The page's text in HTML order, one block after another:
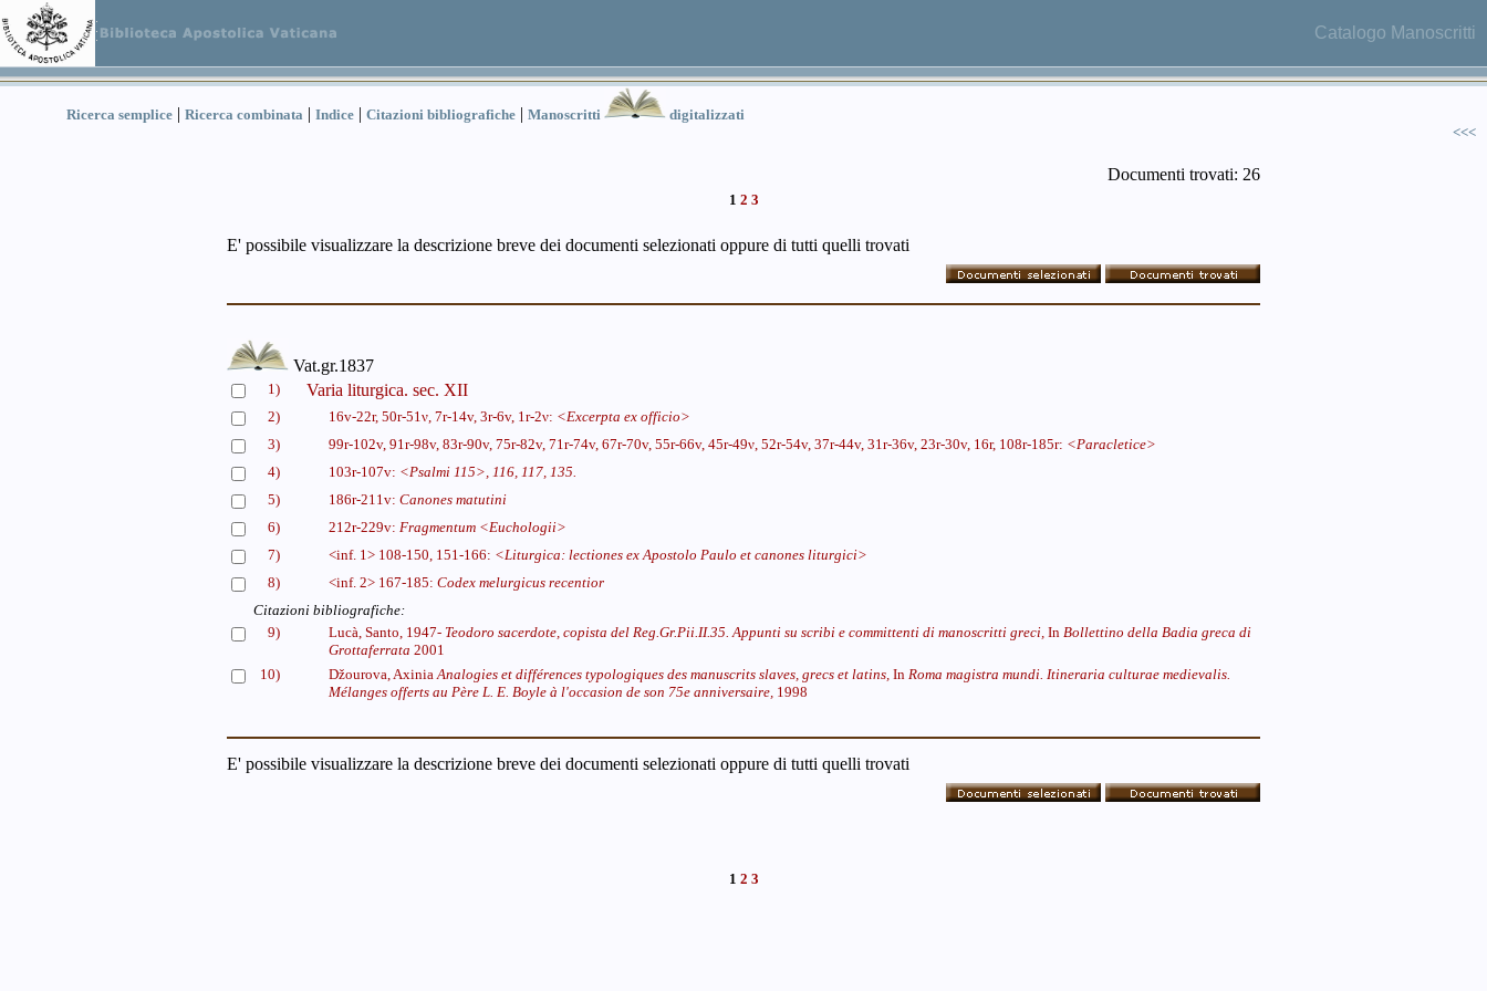
Catalogo Manoscritti
Ricerca semplice | Ricerca combinata | Indice | Citazioni bibliografiche | Manoscritti
digitalizzati
<<<
Documenti trovati: 26
1 2 3
E' possibile visualizzare la descrizione breve dei documenti selezionati oppure di tutti quelli trovati
Vat.gr.1837
1) Varia liturgica. sec. XII
2) 16v-22r, 50r-51ν, 7r-14v, 3r-6v, 1r-2ν: <Excerpta ex officio>
3)
99r-102v, 91r-98v, 83r-90v, 75r-82v, 71r-74v, 67r-70v, 55r-66v, 45r-49ν, 52r-54v, 37r-44v, 31r-36v, 23r-30v, 16r, 108r-185r: <Paracletice>
4)
103r-107v: <Psalmi 115>, 116, 117, 135.
5)
186r-211v: Canones matutini
6)
212r-229v: Fragmentum <Euchologii>
7)
<inf. 1> 108-150, 151-166: <Liturgica: lectiones ex Apostolo Paulo et canones liturgici>
8)
<inf. 2> 167-185: Codex melurgicus recentior
Citazioni bibliografiche:
9)
Lucà, Santo, 1947- Teodoro sacerdote, copista del Reg.Gr.Pii.II.35. Appunti su scribi e committenti di manoscritti greci, In Bollettino della Badia greca di
Grottaferrata 2001
10)
Džourova, AxiniaAnalogies et différences typologiques des manuscrits slaves, grecs et latins, In Roma magistra mundi. Itineraria culturae medievalis.
Mélanges offerts au Père L. E. Boyle à l'occasion de son 75e anniversaire, 1998
E' possibile visualizzare la descrizione breve dei documenti selezionati oppure di tutti quelli trovati
1 2 3